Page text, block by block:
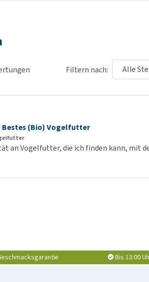
Filtern nach:
Bestes (Bio) Vogelfutter
an Vogelfutter, die ich finden kann, mit
Bis 13:00